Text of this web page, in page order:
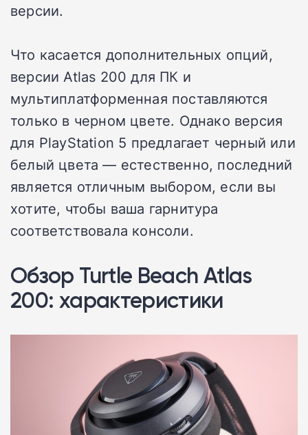
версии.
Что касается дополнительных опций,
версии Atlas 200 для ПК и
мультиплатформенная поставляются
только в черном цвете. Однако версия
для PlayStation 5 предлагает черный или
белый цвета — естественно, последний
является отличным выбором, если вы
хотите, чтобы ваша гарнитура
соответствовала консоли.
Обзор Turtle Beach Atlas
200: характеристики